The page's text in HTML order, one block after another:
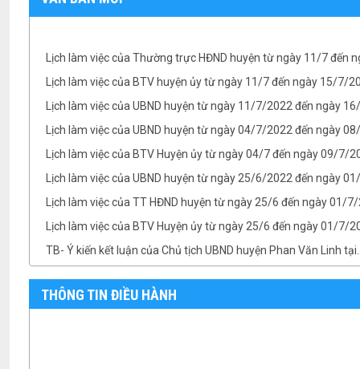
Lịch làm việc của BTV huyện ủy từ ngày 11/7 đến ngày 15/7/
Lịch làm việc của UBND huyện từ ngày 11/7/2022 đến ngày
Lịch làm việc của UBND huyện từ ngày 04/7/2022 đến ngày
Lịch làm việc của BTV Huyện ủy từ ngày 04/7 đến ngày 09/7/
Lịch làm việc của UBND huyện từ ngày 25/6/2022 đến ngày
Lịch làm việc của TT HĐND huyện từ ngày 25/6 đến ngày 01/
Lịch làm việc của BTV Huyện ủy từ ngày 25/6 đến ngày 01/7/
TB- Ý kiến kết luận của Chủ tịch UBND huyện Phan Văn Linh
TB- Ý kiến kết luận của PCT UBND huyện Vũ Thành Công tại
THÔNG TIN ĐIỀU HÀNH